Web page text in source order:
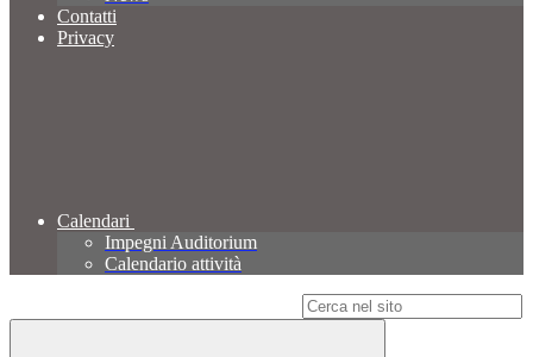
Contatti
Privacy
Calendari
Impegni Auditorium
Calendario attività